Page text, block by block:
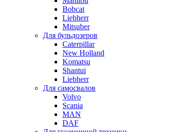
Bobcat
Liebherr
Mitsuber
Для бульдозеров
Caterpillar
New Holland
Komatsu
Shantui
Liebherr
Для самосвалов
Volvo
Scania
MAN
DAF